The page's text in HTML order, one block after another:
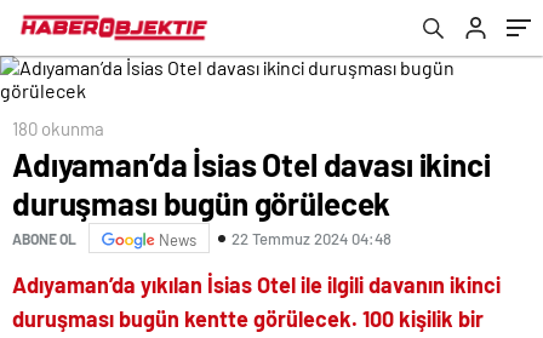
180 okunma
Adıyaman’da İsias Otel davası ikinci
duruşması bugün görülecek
ABONE OL News 22 Temmuz 2024 04:48
Adıyaman’da yıkılan İsias Otel ile ilgili davanın ikinci
duruşması bugün kentte görülecek. 100 kişilik bir